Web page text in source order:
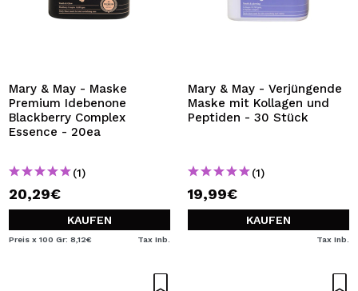
Mary & May - Maske
Premium Idebenone
Blackberry Complex
Essence - 20ea
(1)
20,29€
KAUFEN
Preis x 100 Gr: 8,12€ Tax Inb.
Mary & May - Verjüngende
Maske mit Kollagen und
Peptiden - 30 Stück
(1)
19,99€
KAUFEN
Tax Inb.